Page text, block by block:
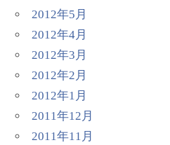
2012年5月
2012年4月
2012年3月
2012年2月
2012年1月
2011年12月
2011年11月